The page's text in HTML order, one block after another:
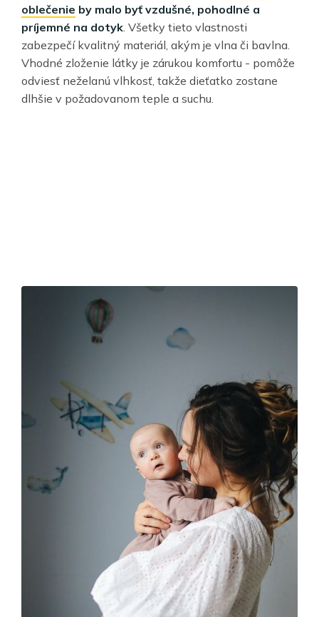
oblečenie by malo byť vzdušné, pohodlné a
príjemné na dotyk. Všetky tieto vlastnosti
zabezpečí kvalitný materiál, akým je vlna či bavlna.
Vhodné zloženie látky je zárukou komfortu - pomôže
odviesť neželanú vlhkosť, takže dieťatko zostane
dlhšie v požadovanom teple a suchu.